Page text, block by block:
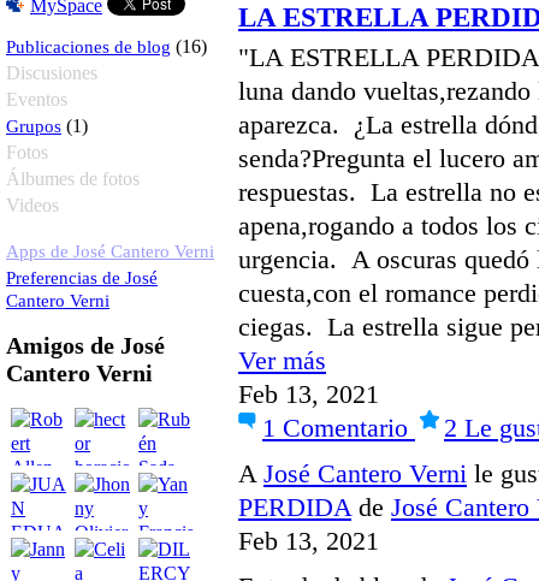
MySpace
Publicaciones de blog (16)
Discusiones
Eventos
Grupos (1)
Fotos
Álbumes de fotos
Videos
Apps de José Cantero Verni
Preferencias de José
Cantero Verni
Amigos de José
Cantero Verni
LA ESTRELLA
"LA ESTRELLA
luna dando
aparezca. ¿La estrella
senda?Pregunta el lucero
respuestas. La estrella no
apena,rogando a todos los
urgencia. A oscuras quedó
cuesta,con el romance
ciegas. La estrella sigue
Ver más
Feb 13, 2021
1 Comentario 2 Le
A José Cantero Verni le
PERDIDAde José Cantero
Feb 13, 2021